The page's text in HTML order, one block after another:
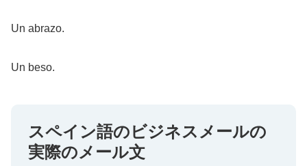
Un abrazo.
Un beso.
スペイン語のビジネスメールの
実際のメール文